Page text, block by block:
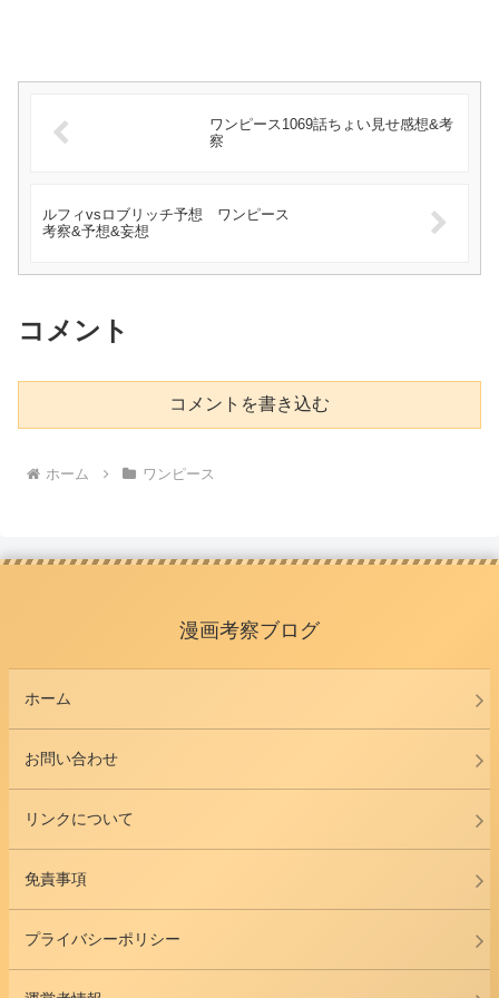
ワンピース1069話ちょい見せ感想&考
察
ルフィvsロブリッチ予想 ワンピース
考察&予想&妄想
コメント
コメントを書き込む
ホーム ワンピース
漫画考察ブログ
ホーム
お問い合わせ
リンクについて
免責事項
プライバシーポリシー